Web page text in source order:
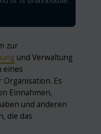
zur
und Verwaltung
eines
Es
Einnahmen,
und anderen
die das